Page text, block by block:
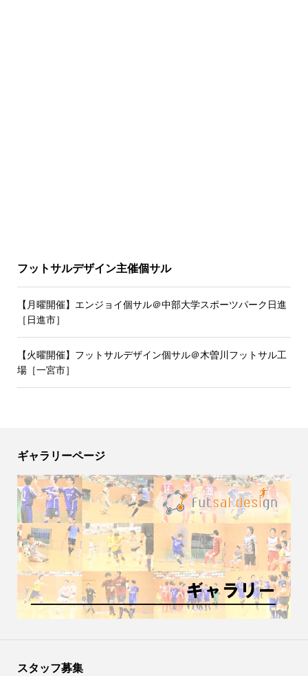
フットサルデザイン主催個サル
【月曜開催】エンジョイ個サル＠中部大学スポーツパーク日進
［日進市］
【火曜開催】フットサルデザイン個サル＠木曽川フットサル工
場［一宮市］
ギャラリーページ
スタッフ募集